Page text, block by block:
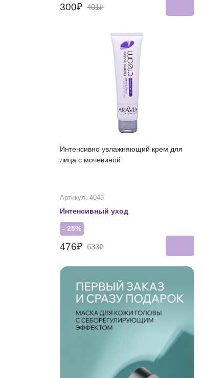
300₽ 401₽
Интенсивно увлажняющий крем для
лица с мочевиной
Артикул: 4043
Интенсивный уход
- 25%
476₽ 633₽